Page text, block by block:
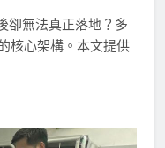
卻無法真正落地？多
核心架構。本文提供